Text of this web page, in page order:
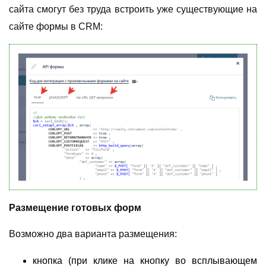
сайта смогут без труда встроить уже существующие на
сайте формы в CRM:
Размещение готовых форм
Возможно два варианта размещения:
кнопка (при клике на кнопку во всплывающем